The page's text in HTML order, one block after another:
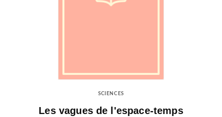
SCIENCES
Les vagues de l'espace-temps